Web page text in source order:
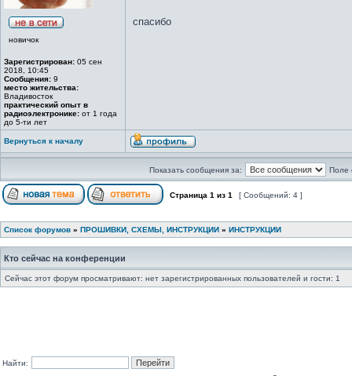
новичок
Зарегистрирован: 05 сен
2018, 10:45
Сообщения: 9
место жительства:
Владивосток
практический опыт в
радиоэлектронике: от 1 года
до 5-ти лет
спасибо
Вернуться к началу
Показать сообщения за: Поле
Страница 1 из 1 [ Сообщений: 4 ]
Список форумов » ПРОШИВКИ, СХЕМЫ, ИНСТРУКЦИИ » ИНСТРУКЦИИ
Кто сейчас на конференции
Сейчас этот форум просматривают: нет зарегистрированных пользователей и гости: 1
Найти: